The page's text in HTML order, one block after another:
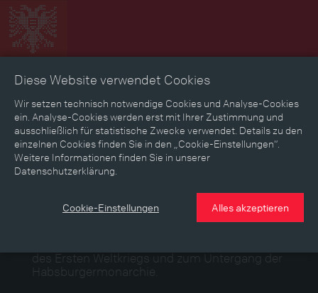
Zeitbild Zeitreise Landkarte Erinnerungen
Mediathek Textmodus
Themen Zeiträume Aspekte
Themen
des Ersten Weltkriegs und zum Untergang der
Habsburgermonarchie.
Diese Website verwendet Cookies
Wir setzen technisch notwendige Cookies und Analyse-Cookies
ein. Analyse-Cookies werden erst mit Ihrer Zustimmung und
ausschließlich für statistische Zwecke verwendet. Details zu den
einzelnen Cookies finden Sie in den „Cookie-Einstellungen“.
Weitere Informationen finden Sie in unserer
Datenschutzerklärung.
Cookie-Einstellungen Alles akzeptieren